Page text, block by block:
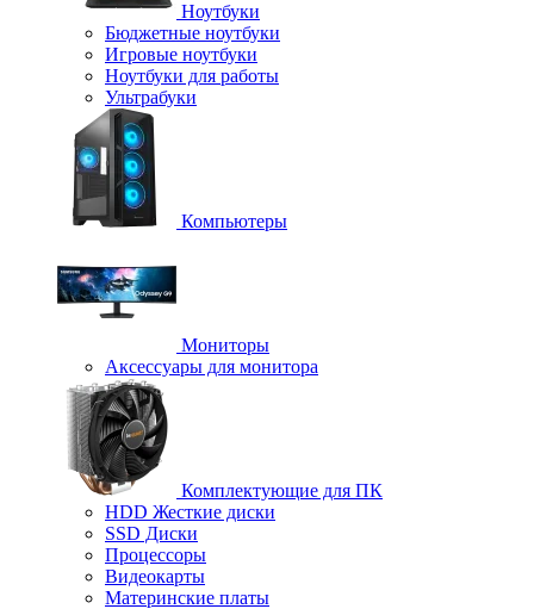
Ноутбуки
Бюджетные ноутбуки
Игровые ноутбуки
Ноутбуки для работы
Ультрабуки
Компьютеры
Мониторы
Аксессуары для монитора
Комплектующие для ПК
HDD Жесткие диски
SSD Диски
Процессоры
Видеокарты
Материнские платы